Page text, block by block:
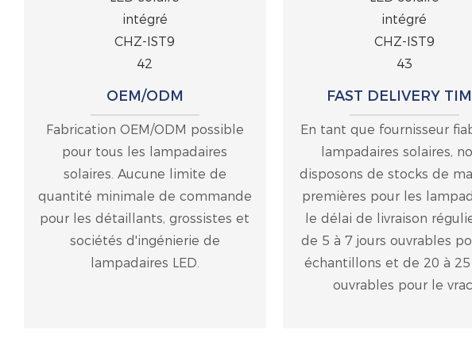
OEM/ODM
Fabrication OEM/ODM possible
pour tous les lampadaires
solaires. Aucune limite de
quantité minimale de commande
pour les détaillants, grossistes et
sociétés d'ingénierie de
lampadaires LED.
FAST DELIVERY
En tant que fournisseur
lampadaires solaires,
disposons de stocks de
premières pour les
le délai de livraison
de 5 à 7 jours ouvrables
échantillons et de 20 à 25
ouvrables pour le vrac.